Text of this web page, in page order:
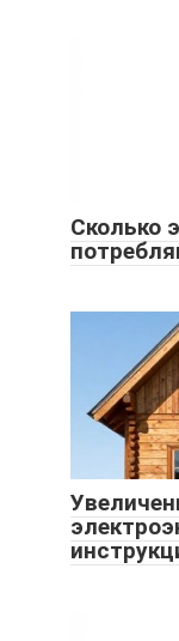
Сколько